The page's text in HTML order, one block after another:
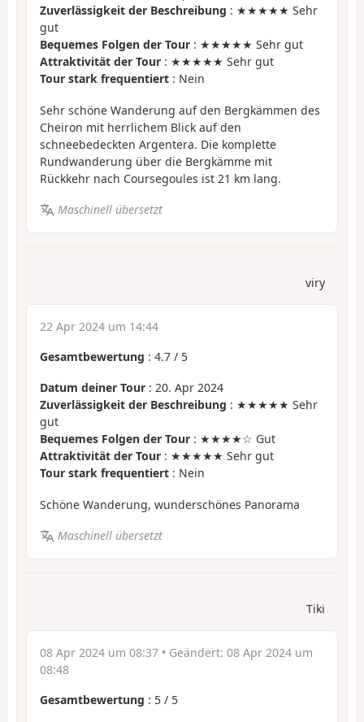
Zuverlässigkeit der Beschreibung : ★★★★★ Sehr
gut
Bequemes Folgen der Tour : ★★★★★ Sehr gut
Attraktivität der Tour : ★★★★★ Sehr gut
Tour stark frequentiert : Nein
Sehr schöne Wanderung auf den Bergkämmen des
Cheiron mit herrlichem Blick auf den
schneebedeckten Argentera. Die komplette
Rundwanderung über die Bergkämme mit
Rückkehr nach Coursegoules ist 21 km lang.
Maschinell übersetzt
viry
22 Apr 2024 um 14:44
Gesamtbewertung : 4.7 / 5
Datum deiner Tour : 20. Apr 2024
Zuverlässigkeit der Beschreibung : ★★★★★ Sehr
gut
Bequemes Folgen der Tour : ★★★★☆ Gut
Attraktivität der Tour : ★★★★★ Sehr gut
Tour stark frequentiert : Nein
Schöne Wanderung, wunderschönes Panorama
Maschinell übersetzt
Tiki
08 Apr 2024 um 08:37 • Geändert: 08 Apr 2024 um
08:48
Gesamtbewertung : 5 / 5